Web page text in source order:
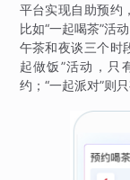
平台实现自助预约
比如“一起喝茶”活
午茶和夜谈三个时
起做饭”活动，只
约；“一起派对”则